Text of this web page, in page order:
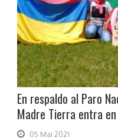
En respaldo al Paro
Madre Tierra entra
05 Mai 2021